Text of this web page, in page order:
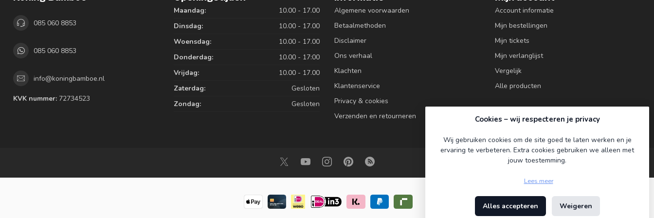
085 060 8853
085 060 8853
info@koningbamboe.nl
KVK nummer: 72734523
Maandag:
10.00 - 17.00
Dinsdag:
10.00 - 17.00
Woensdag:
10.00 - 17.00
Donderdag:
10.00 - 17:00
Vrijdag:
10.00 - 17.00
Zaterdag:
Gesloten
Zondag:
Gesloten
Algemene voorwaarden
Betaalmethoden
Disclaimer
Ons verhaal
Klachten
Klantenservice
Privacy & cookies
Verzenden en retourneren
Account informatie
Mijn bestellingen
Mijn tickets
Mijn verlanglijst
Vergelijk
Alle producten
Cookies – wij respecteren je privacy
Wij gebruiken cookies om de site goed te laten werken en je
ervaring te verbeteren. Extra cookies gebruiken we alleen met
jouw toestemming.
Lees meer
Alles accepteren Weigeren